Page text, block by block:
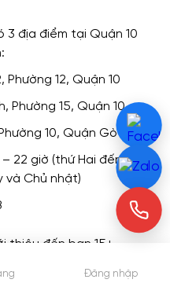
3 địa điểm tại Quận 10
Phường 12, Quận 10
Phường 15, Quận 10
10, Quận Gò Vấp
22 giờ (thứ Hai đến thứ
và Chủ nhật)
Đăng nhập